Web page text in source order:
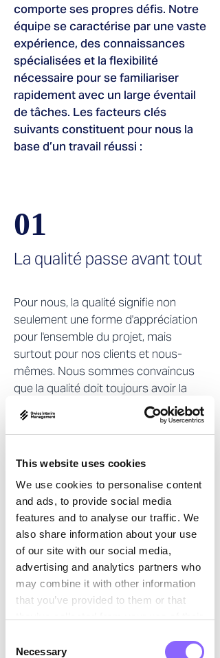
This website uses cookies
We use cookies to personalise content
and ads, to provide social media
features and to analyse our traffic. We
also share information about your use
of our site with our social media,
advertising and analytics partners who
may combine it with other information
that you’ve provided to them or that
Selection
Necessary
comporte ses propres défis. Notre
équipe se caractérise par une vaste
expérience, des connaissances
spécialisées et la flexibilité
nécessaire pour se familiariser
rapidement avec un large éventail
de tâches. Les facteurs clés
suivants constituent pour nous la
base d’un travail réussi :
01
La qualité passe avant tout
Pour nous, la qualité signifie non
seulement une forme d'appréciation
pour l'ensemble du projet, mais
surtout pour nos clients et nous-
mêmes. Nous sommes convaincus
que la qualité doit toujours avoir la
priorité. Cela conduit à de meilleurs
résultats et apporte une dynamique
positive à notre travail.
02
Proche de nos clients
De la première conversation à la
sélection des candidats en passant
par le soutien continu au mandat et le